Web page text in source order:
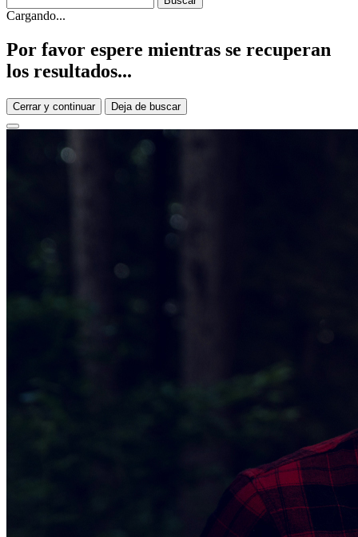
Cargando...
Por favor espere mientras se recuperan
los resultados...
Cerrar y continuar Deja de buscar